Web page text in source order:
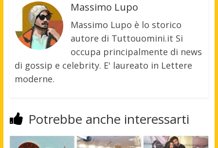
Massimo Lupo
Massimo Lupo è lo storico
autore di Tuttouomini.it Si
occupa principalmente di news
di gossip e celebrity. E' laureato in Lettere
moderne.
Potrebbe anche interessarti